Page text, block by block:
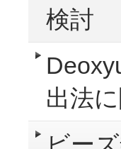
検討
出法